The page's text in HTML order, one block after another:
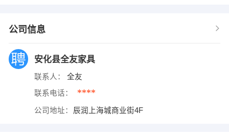
公司信息
安化县全友家具
联系人： 全友
联系电话： ****
公司地址： 辰润上海城商业街4F